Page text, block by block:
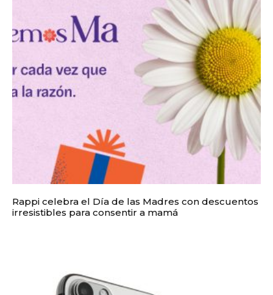
Rappi celebra el Día de las Madres con descuentos
irresistibles para consentir a mamá